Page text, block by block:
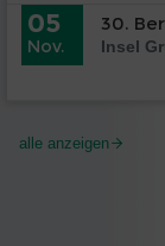
05
Nov.
30.
Insel
alle anzeigen